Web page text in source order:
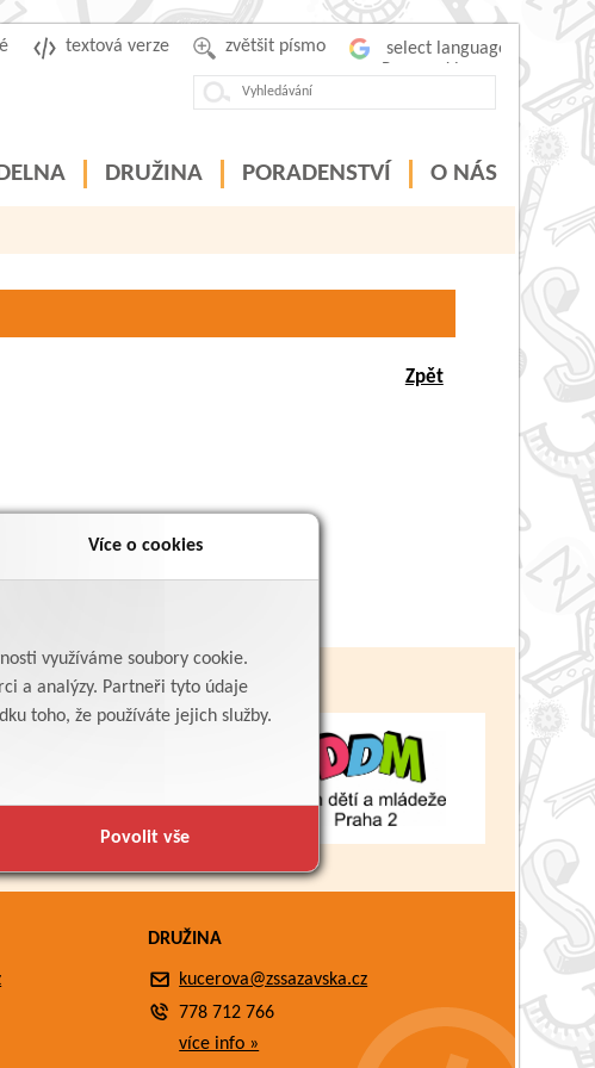
Více o cookies
využíváme soubory cookie.
a analýzy. Partneři tyto údaje
toho, že používáte jejich služby.
Povolit vše
zvětšit písmo
textová verze
DRUŽINA PORADENSTVÍ O NÁS
Zpět
DRUŽINA
kucerova@zssazavska.cz
778 712 766
více info »